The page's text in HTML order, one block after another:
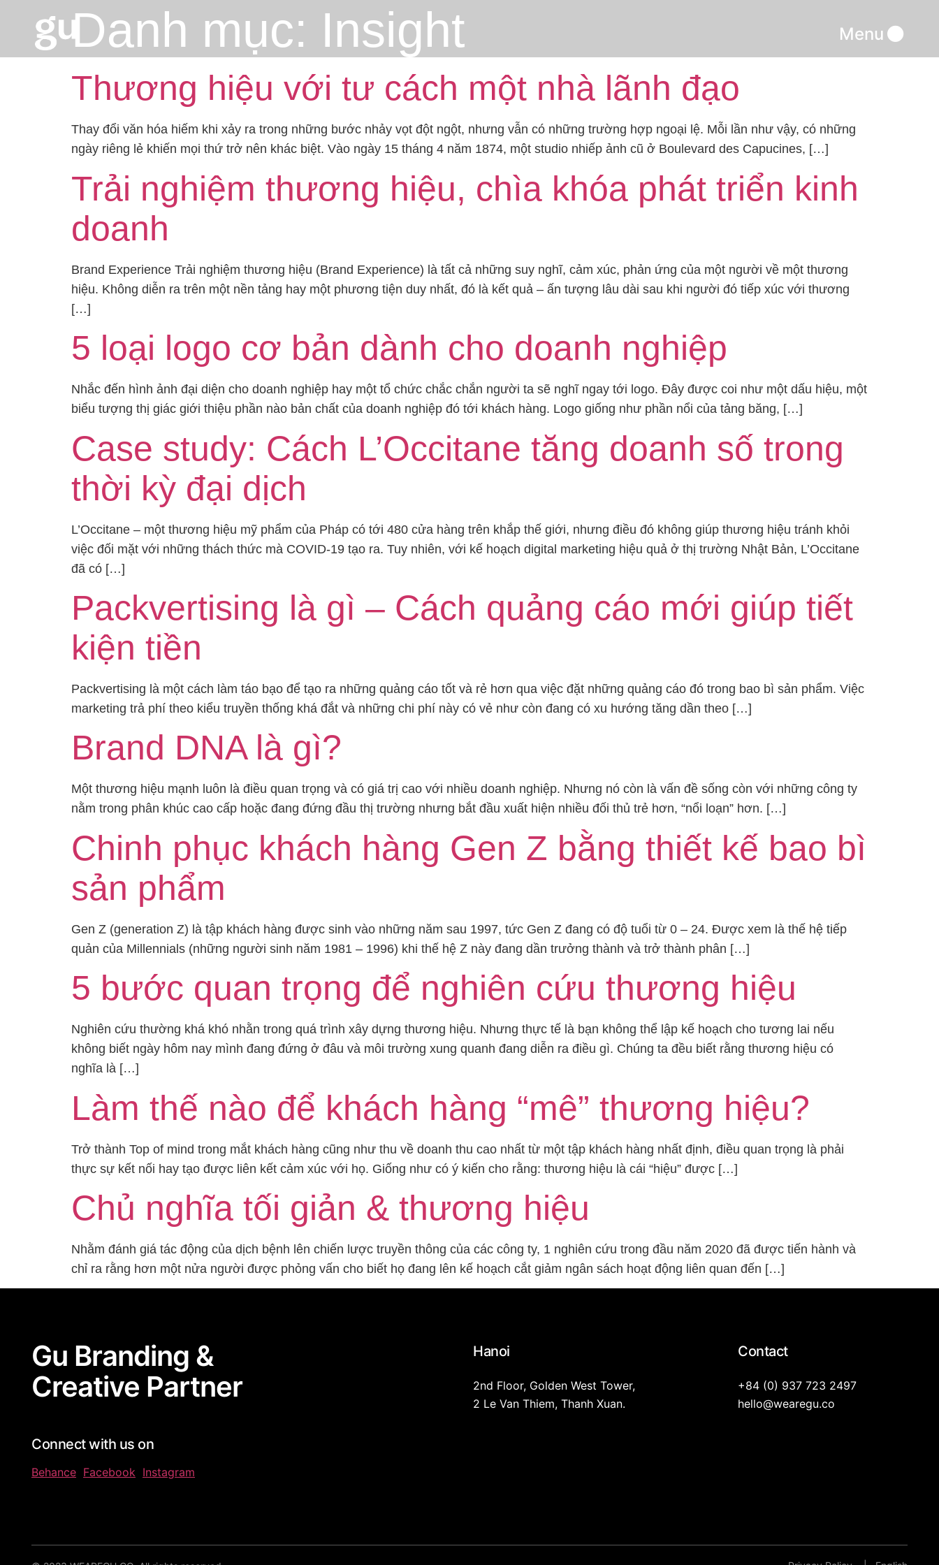
Menu
Danh mục: Insight
Thương hiệu với tư cách một nhà lãnh đạo
Thay đổi văn hóa hiếm khi xảy ra trong những bước nhảy vọt đột ngột, nhưng vẫn có những trường hợp ngoại lệ. Mỗi lần như vậy, có những
ngày riêng lẻ khiến mọi thứ trở nên khác biệt. Vào ngày 15 tháng 4 năm 1874, một studio nhiếp ảnh cũ ở Boulevard des Capucines, […]
Trải nghiệm thương hiệu, chìa khóa phát triển kinh
doanh
Brand Experience Trải nghiệm thương hiệu (Brand Experience) là tất cả những suy nghĩ, cảm xúc, phản ứng của một người về một thương
hiệu. Không diễn ra trên một nền tảng hay một phương tiện duy nhất, đó là kết quả – ấn tượng lâu dài sau khi người đó tiếp xúc với thương
[…]
5 loại logo cơ bản dành cho doanh nghiệp
Nhắc đến hình ảnh đại diện cho doanh nghiệp hay một tổ chức chắc chắn người ta sẽ nghĩ ngay tới logo. Đây được coi như một dấu hiệu, một
biểu tượng thị giác giới thiệu phần nào bản chất của doanh nghiệp đó tới khách hàng. Logo giống như phần nổi của tảng băng, […]
Case study: Cách L’Occitane tăng doanh số trong
thời kỳ đại dịch
L’Occitane – một thương hiệu mỹ phẩm của Pháp có tới 480 cửa hàng trên khắp thế giới, nhưng điều đó không giúp thương hiệu tránh khỏi
việc đối mặt với những thách thức mà COVID-19 tạo ra. Tuy nhiên, với kế hoạch digital marketing hiệu quả ở thị trường Nhật Bản, L’Occitane
đã có […]
Packvertising là gì – Cách quảng cáo mới giúp tiết
kiện tiền
Packvertising là một cách làm táo bạo để tạo ra những quảng cáo tốt và rẻ hơn qua việc đặt những quảng cáo đó trong bao bì sản phẩm. Việc
marketing trả phí theo kiểu truyền thống khá đắt và những chi phí này có vẻ như còn đang có xu hướng tăng dần theo […]
Brand DNA là gì?
Một thương hiệu mạnh luôn là điều quan trọng và có giá trị cao với nhiều doanh nghiệp. Nhưng nó còn là vấn đề sống còn với những công ty
nằm trong phân khúc cao cấp hoặc đang đứng đầu thị trường nhưng bắt đầu xuất hiện nhiều đối thủ trẻ hơn, “nổi loạn” hơn. […]
Chinh phục khách hàng Gen Z bằng thiết kế bao bì
sản phẩm
Gen Z (generation Z) là tập khách hàng được sinh vào những năm sau 1997, tức Gen Z đang có độ tuổi từ 0 – 24. Được xem là thế hệ tiếp
quản của Millennials (những người sinh năm 1981 – 1996) khi thế hệ Z này đang dần trưởng thành và trở thành phân […]
5 bước quan trọng để nghiên cứu thương hiệu
Nghiên cứu thường khá khó nhằn trong quá trình xây dựng thương hiệu. Nhưng thực tế là bạn không thể lập kế hoạch cho tương lai nếu
không biết ngày hôm nay mình đang đứng ở đâu và môi trường xung quanh đang diễn ra điều gì. Chúng ta đều biết rằng thương hiệu có
nghĩa là […]
Làm thế nào để khách hàng “mê” thương hiệu?
Trở thành Top of mind trong mắt khách hàng cũng như thu về doanh thu cao nhất từ một tập khách hàng nhất định, điều quan trọng là phải
thực sự kết nối hay tạo được liên kết cảm xúc với họ. Giống như có ý kiến cho rằng: thương hiệu là cái “hiệu” được […]
Chủ nghĩa tối giản & thương hiệu
Nhằm đánh giá tác động của dịch bệnh lên chiến lược truyền thông của các công ty, 1 nghiên cứu trong đầu năm 2020 đã được tiến hành và
chỉ ra rằng hơn một nửa người được phỏng vấn cho biết họ đang lên kế hoạch cắt giảm ngân sách hoạt động liên quan đến […]
Gu Branding &
Creative Partner
Connect with us on
Behance Facebook Instagram
Hanoi
2nd Floor, Golden West Tower,
2 Le Van Thiem, Thanh Xuan.
Contact
+84 (0) 937 723 2497
hello@wearegu.co​